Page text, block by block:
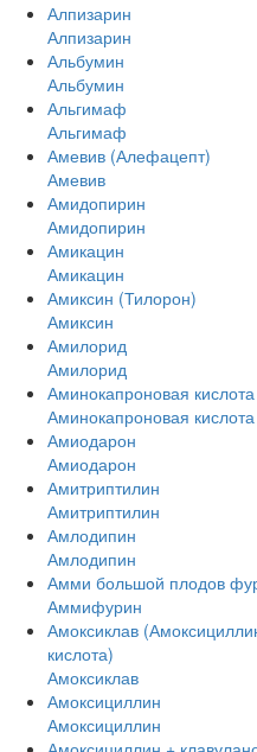
Алпизарин
Алпизарин
Альбумин
Альбумин
Альгимаф
Альгимаф
Амевив (Алефацепт)
Амевив
Амидопирин
Амидопирин
Амикацин
Амикацин
Амиксин (Тилорон)
Амиксин
Амилорид
Амилорид
Аминокапроновая кислота
Аминокапроновая кислота
Амиодарон
Амиодарон
Амитриптилин
Амитриптилин
Амлодипин
Амлодипин
Амми большой плодов
Аммифурин
Амоксиклав
кислота)
Амоксиклав
Амоксициллин
Амоксициллин